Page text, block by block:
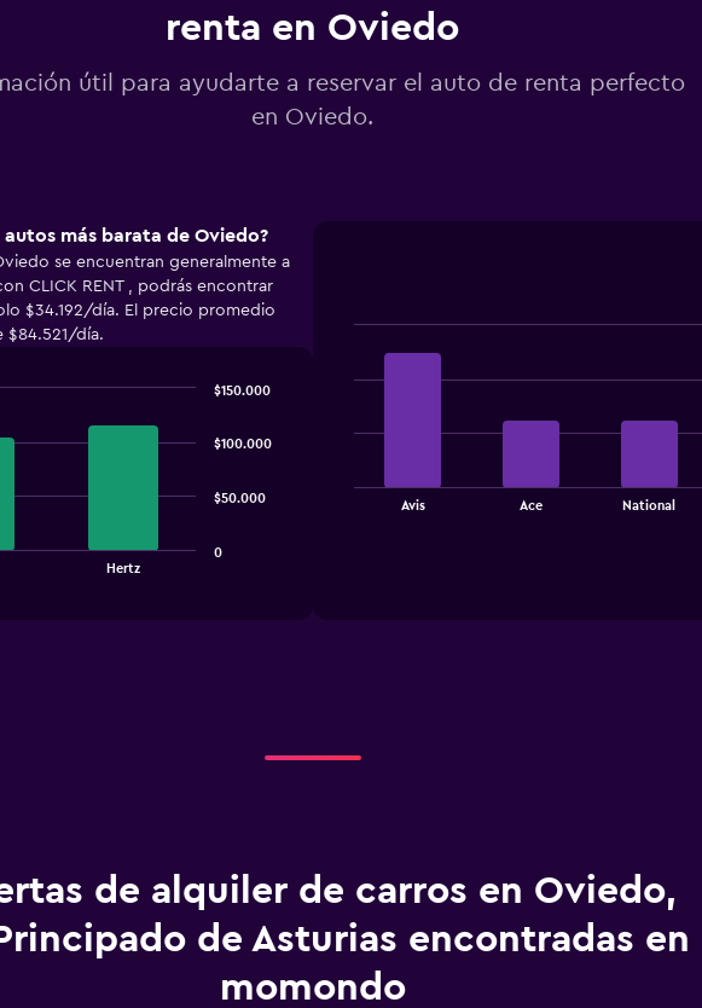
renta en Oviedo
útil para ayudarte a reservar el auto de renta perfecto
en Oviedo.
más barata de Oviedo?
se encuentran generalmente a
CLICK RENT , podrás encontrar
$34.192/día. El precio promedio
$84.521/día.
Hertz
0
$50.000
$100.000
$150.000
values.
0
to
2.4.
Avis Ace National
de alquiler de carros en Oviedo,
de Asturias encontradas en
momondo